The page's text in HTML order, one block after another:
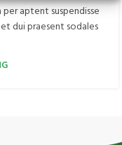
aptent suspendisse
dui praesent sodales